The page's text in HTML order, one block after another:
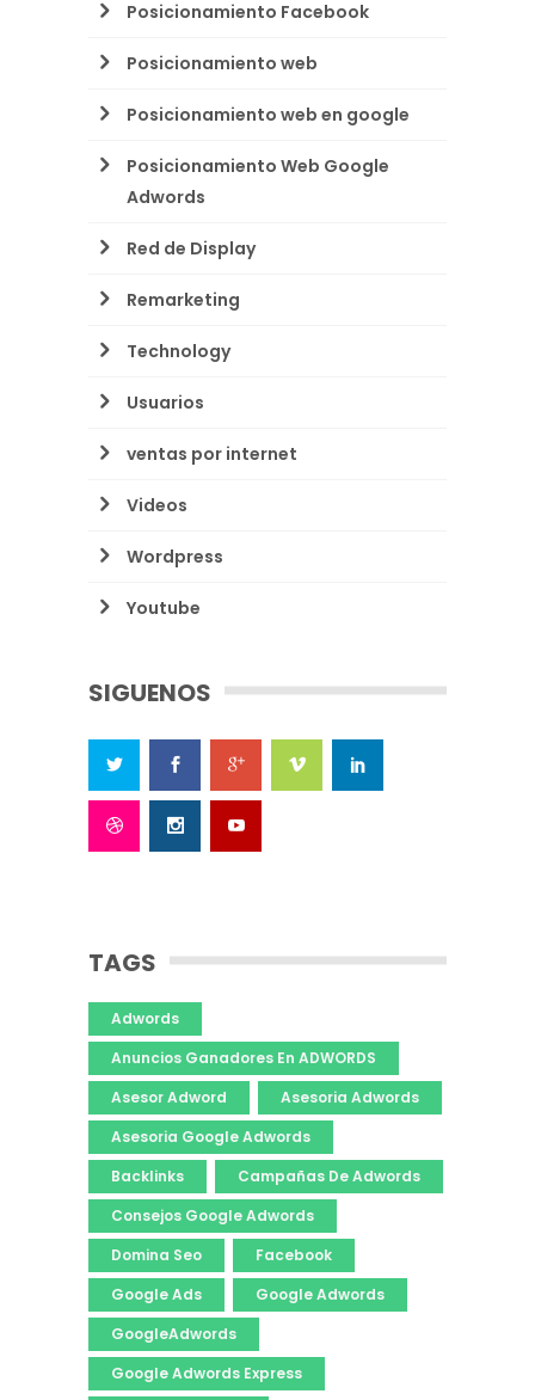
Posicionamiento Facebook
Posicionamiento web
Posicionamiento web en google
Posicionamiento Web Google
Adwords
Red de Display
Remarketing
Technology
Usuarios
ventas por internet
Videos
Wordpress
Youtube
SIGUENOS
TAGS
Adwords
Anuncios Ganadores En ADWORDS
Asesor Adword
Asesoria Adwords
Asesoria Google Adwords
Backlinks
Campañas De Adwords
Consejos Google Adwords
Domina Seo
Facebook
Google Ads
Google Adwords
GoogleAdwords
Google Adwords Express